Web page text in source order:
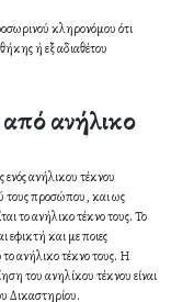
κληρονόμου ότι
ή εξ αδιαθέτου
ανήλικο
ανήλικου τέκνου
τους προσώπου, και ως
το ανήλικο τέκνο τους. Το
εφικτή και με ποιες
ανήλικο τέκνο τους. Η
του ανηλίκου τέκνου είναι
Δικαστηρίου.